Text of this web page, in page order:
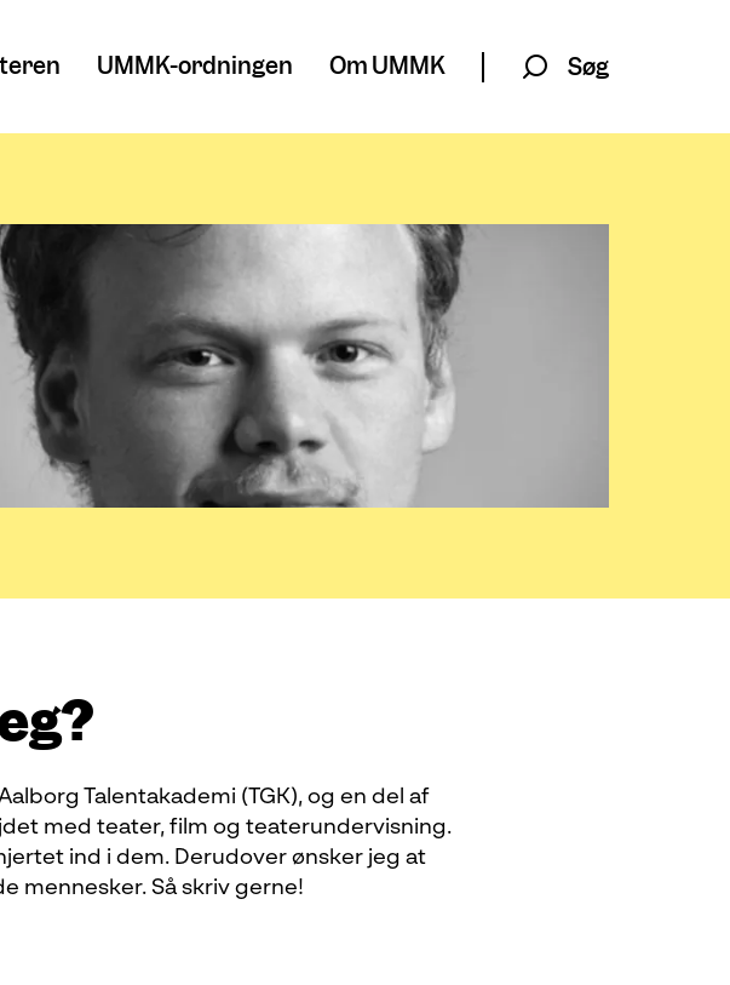
UMMK-ordningen Om UMMK Søg
Talentakademi (TGK), og en del af
med teater, film og teaterundervisning.
ind i dem. Derudover ønsker jeg at
mennesker. Så skriv gerne!